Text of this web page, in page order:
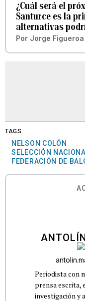
¿Cuál será el
Santurce es la
alternativas
Por Jorge Figueroa
TAGS
NELSON COLÓN
SELECCIÓN
FEDERACIÓN DE
Periodista con
prensa escrita,
investigación y